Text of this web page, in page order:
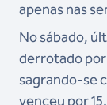
apenas nas
No sábado,
derrotado
sagrando-se
venceu por